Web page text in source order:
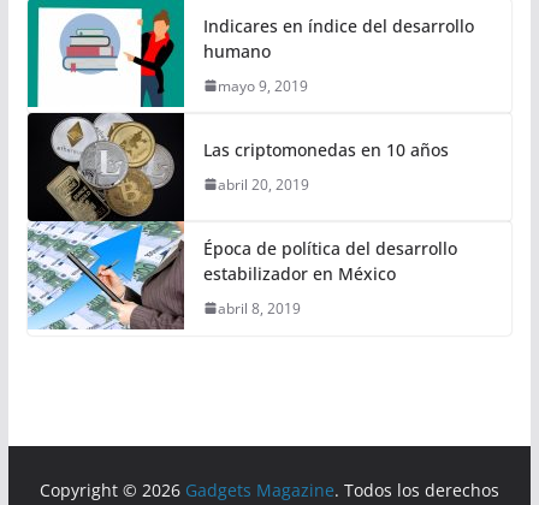
Indicares en índice del desarrollo
humano
mayo 9, 2019
Las criptomonedas en 10 años
abril 20, 2019
Época de política del desarrollo
estabilizador en México
abril 8, 2019
Copyright © 2026 Gadgets Magazine. Todos los derechos